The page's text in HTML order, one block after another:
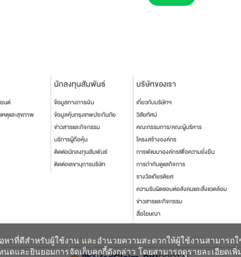
าที่ดีสำหรับผู้ใช้งาน และอำนวยความสะดวกให้ผู้ใช้งานสามารถ
และยินยอมการจัดเก็บคุกกี้ดังกล่าว โดยสามารถดูรายละเอียดเพิ่
นต์
ตุและสุขภาพ
นักลงทุนสัมพันธ์
ข้อมูลทางการเงิน
ข้อมูลหุ้นกรุงเทพประกันภัย
ข่าวสารและกิจกรรม
บริการผู้ถือหุ้น
ติดต่อนักลงทุนสัมพันธ์
ติดต่อเลขานุการบริษัท
บริษัทของเรา
เกี่ยวกับบริษัทฯ
วิสัยทัศน์
คณะกรรมการ/คณะผู้บริหาร
โครงสร้างองค์กร
การพัฒนาองค์กรเพื่อความยั่งยืน
การกำกับดูแลกิจการ
รางวัลเกียรติยศ
ความรับผิดชอบต่อสังคมและสิ่งแวดล้อม
ข่าวสารและกิจกรรม
สื่อโฆษณา